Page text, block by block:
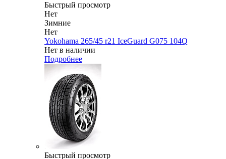
Быстрый просмотр
Нет
Зимние
Нет
Yokohama 265/45 r21 IceGuard G075 104Q
Нет в наличии
Подробнее
Быстрый просмотр